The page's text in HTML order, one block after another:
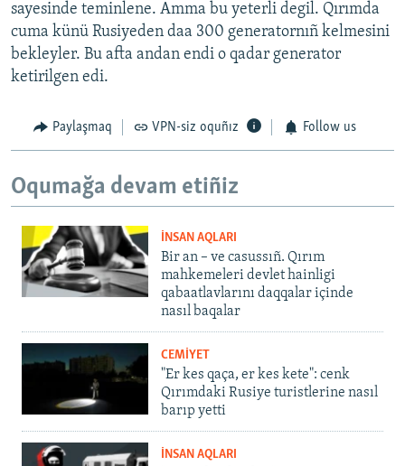
sayesinde teminlene. Amma bu yeterli degil. Qırımda
cuma künü Rusiyeden daa 300 generatornıñ kelmesini
bekleyler. Bu afta andan endi o qadar generator
ketirilgen edi.
Paylaşmaq VPN-siz oquñız Follow us
Oqumağa devam etiñiz
İNSAN AQLARI
Bir an – ve casussıñ. Qırım
mahkemeleri devlet hainligi
qabaatlavlarını daqqalar içinde
nasıl baqalar
CEMİYET
"Er kes qaça, er kes kete": cenk
Qırımdaki Rusiye turistlerine nasıl
barıp yetti
İNSAN AQLARI